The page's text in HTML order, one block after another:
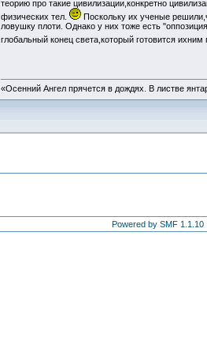
теорию про такие цивилизации,конкретно
физических тел.
Поскольку их ученые
ловушку плоти. Однако у них тоже есть
глобальный конец света,который готовится
«Осенний Ангел прячется в дождях. В листве
Powered by SMF 1.1.10